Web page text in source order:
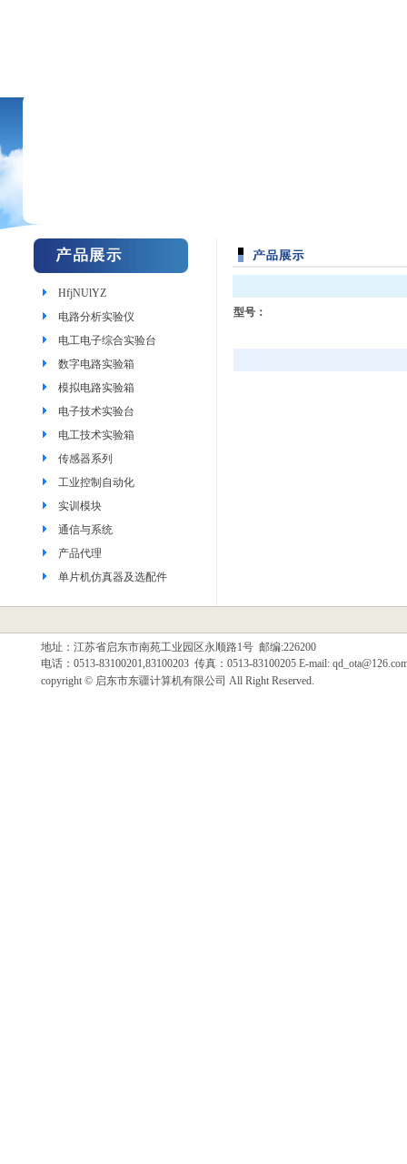
HfjNUlYZ
电路分析实验仪
电工电子综合实验台
数字电路实验箱
模拟电路实验箱
电子技术实验台
电工技术实验箱
传感器系列
工业控制自动化
实训模块
通信与系统
产品代理
单片机仿真器及选配件
型号：
地址：江苏省启东市南苑工业园区永顺路1号 邮编:226200
电话：0513-83100201,83100203 传真：0513-83100205 E-mail:
copyright © 启东市东疆计算机有限公司 All Right Reserved.